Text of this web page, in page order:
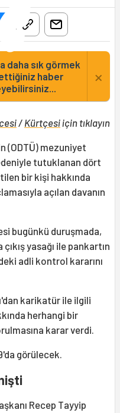
daha sık görmek
haber
×
/ Kürtçesiiçin tıklayın
(ODTÜ) mezuniyet
tutuklanan dört
bir kişi hakkında
açılan davanın
bugünkü duruşmada,
yasağı ile pankartın
adli kontrol kararını
karikatür ile ilgili
herhangi bir
karar verdi.
görülecek.
Recep Tayyip